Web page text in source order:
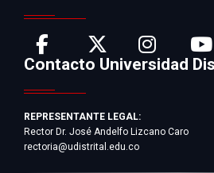
Contacto Universidad
REPRESENTANTE LEGAL:
Rector Dr. José Andelfo Lizcano Caro
rectoria@udistrital.edu.co